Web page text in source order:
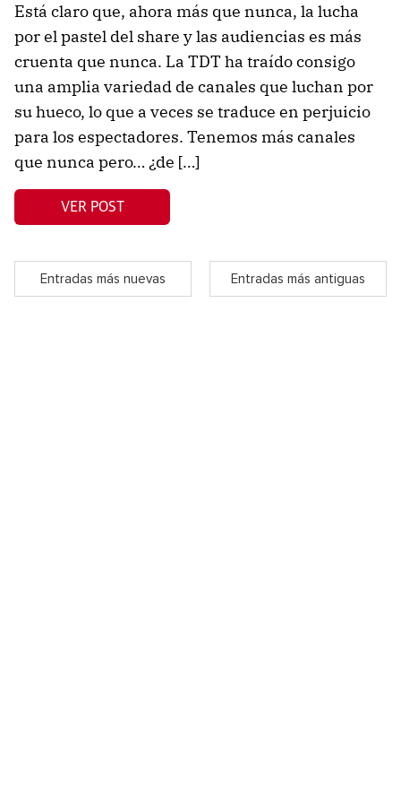
Está claro que, ahora más que nunca, la lucha
por el pastel del share y las audiencias es más
cruenta que nunca. La TDT ha traído consigo
una amplia variedad de canales que luchan por
su hueco, lo que a veces se traduce en perjuicio
para los espectadores. Tenemos más canales
que nunca pero… ¿de […]
VER POST
Entradas más nuevas Entradas más antiguas